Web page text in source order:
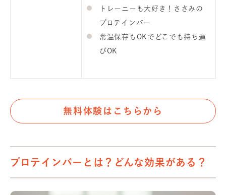
トレーニーも大好き！ささみの
プロテインバー
常温保存もOKでどこでも持ち運
びOK
無料体験はこちらから
プロテインバーとは？どんな効果がある？